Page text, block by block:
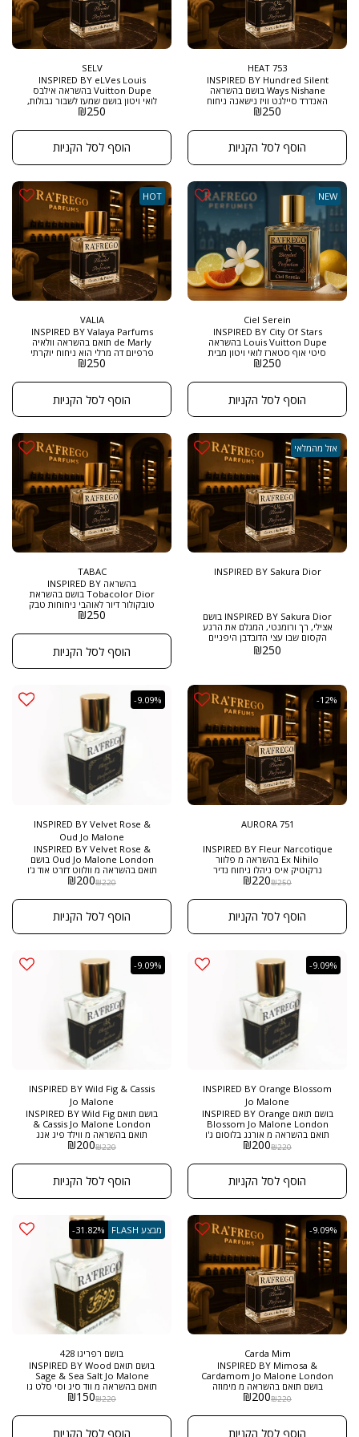
753 HEAT
INSPIRED BY Hundred Silent
Ways Nishane בושם בהשראה
האנדרד סיילנט וויז נישאנה ניחוח
מתקתק מדהים לנשים וגברים , שילוב
נותן לבושם ניחוח מדהים של ניחוח
אחרי מקלחת אך מתוק עדין מדהים .
גודל 50 מ"ל בריכוז EXTRACT DE
PARFUM
₪250
הוסף לסל הקניות
SELV
INSPIRED BY eLVes Louis
Vuitton Dupe בהשראה אילבס
לואי ויטון בושם שמעז לשבור גבולות,
פרחוני־חושני עם עומק מודרני
אלגנטי, עוצמתי ורב־ממדי – אידיאלי
למי שמחפשת חותם אישי שמקרין
מ"ל ובריכוז EXTRACT DE PARFUM
₪250
הוסף לסל הקניות
NEW
Ciel Serein
INSPIRED BY City Of Stars
Louis Vuitton Dupe בהשראה
סיטי אוף סטארז לואי ויטון מבית
רפריגו הוא לא רק ניחוח – הוא חוויה
לערבי קיץ חמימים, לבילוי חופשי
בעיר או לכל רגע שבו מתחשק לך
להריח כמו חופשה יוקרתית בלב
העיר. מגיע בגודל 50 מ"ל ובריכוז
₪250
הוסף לסל הקניות
HOT
VALIA
INSPIRED BY Valaya Parfums
de Marly תואם בהשראה וולאיה
פרפיום דה מרלי הוא ניחוח יוקרתי
במיוחד לנשים, המציע חווית ריח
בתווים של מאסק פראשי שמביאים
עימם עומק ותחושת אלגנטיות
עוצמתית. תווי פרחי התפוז מוסיפים
נגיעות של רעננות ופריחות,
והמהודר. בנוסף, תווי אפרסק
מביאים יחד את המתיקות והפירותיות
שיש בהן כדי לשדר עושר ויופי.
השילוב בין התווים הפירותיים
לפרחוניים יוצר ניחוח שלא רק שיש
לה נוכחות, אלא גם מצליח לשמור על
תחושת קלילות ורעננות. VALIA הוא
בחירה אידיאלית עבור נשים
שמבקשות לבטא את עוצמתן ואת
אלגנטיותן, הן באירועים מיוחדים והן
ביום-יום. זהו בושם שמצליח לעורר
רגשות, לתפוס תשומת לב וליצור
₪250
הוסף לסל הקניות
אזל מהמלאי
INSPIRED BY Sakura Dior
INSPIRED BY Sakura Dior בושם
אצילי, רך ורומנטי, המגלם את הרגע
הקסום שבו עצי הדובדבן היפניים
מתכסים בפריחה עדינה. ניחוח זה
משלב קלילות רעננה עם עומק
המשלב בין טבעיות לאלגנטיות,
ומושלם לכל מי שמחפש בושם
פרחוני עדין עם נוכחות ייחודית.
בריכוז EXTRACT DE PARFUM
₪250
TABAC
בהשראה INSPIRED BY
Tobacolor Dior בושם בהשראת
טובקולור דיור לאוהבי ניחוחות טבק
דבש מעושנים , זה אחד הבשמים הכי
EXTRACT DE PARFUM
₪250
הוסף לסל הקניות
-12%
AURORA 751
INSPIRED BY Fleur Narcotique
Ex Nihilo בהשראה מ פלוור
נרקוטיק איס ניהלו ניחוח נדיר
במיוחד , המשלב ניחוח ליצי אדמונית ,
ברגמוט אפרסק ומסק . ניחוח של
יוקרה עדינות אלגנטיות , פשוט
מדהים גודל: 50 מ"ל בריכוז :
EXTRACT DE PARFUM
₪250
₪220
הוסף לסל הקניות
-9.09%
INSPIRED BY Velvet Rose &
Oud Jo Malone
INSPIRED BY Velvet Rose &
Oud Jo Malone London בושם
תואם בהשראה מ וולווט דזרט אוד ג'ו
מלון הוא בחירה מצוינת למי שאוהב
פרחונית-עצי חזקה. מתאים במיוחד
לאירועים רומנטיים, לערב קריר, או
לרגעים בהם רוצים לשדר יוקרה ואופי
ייחודי. הוא בושם עשיר וקטיפתי עם
פרחונית ויוקרתית עם עומק עצי וחם,
ויוצר חוויית ריח רכה, עוצמתית
ומאוזנת. מגיע בבקבוק היוקרתי של
ובריכוז EXTRACT DE PARFUM
₪220
₪200
הוסף לסל הקניות
-9.09%
INSPIRED BY Orange Blossom
Jo Malone
בושם תואם INSPIRED BY Orange
Blossom Jo Malone London
תואם בהשראה מ אורנג בלוסום ג'ו
מלון ניחוח פרחוני ועדין, המשדר את
יוקרה רעננה ונקייה. הבושם מתאים
במיוחד לאוהבי פרחים ומצליח להביא
עמו ניחוח אוורירי, קליל ועמיד.
מתאים לאוהבי בשמים פרחוניים
בחירה מושלמת לשימוש יומיומי
באביב ובקיץ, במיוחד למי שמחפש
ניחוח רענן וקליל שמשדר תחושת
ניקיון ונועם. מגיע בבקבוק היוקרתי
של הבית רפריגו , בגודל חדש של 50
מ"ל ובריכוז EXTRACT DE PARFUM
₪220
₪200
הוסף לסל הקניות
-9.09%
INSPIRED BY Wild Fig & Cassis
Jo Malone
בושם תואם INSPIRED BY Wild Fig
& Cassis Jo Malone London
תואם בהשראה מ ווילד פיג אנג
קסיס ג'ו מלון מתאים לנשים ולגברים
וטבעיים עם ניחוח ירקרק ופירותי.
הוא מושלם לשימוש יומיומי, או
לאירועים קלילים בהם מחפשים
ניחוח בלתי מתאמץ שמתחבר לטבע.
ובריכוז EXTRACT DE PARFUM
₪220
₪200
הוסף לסל הקניות
-9.09%
Carda Mim
INSPIRED BY Mimosa &
Cardamom Jo Malone London
בושם תואם בהשראה מ מימוזה
קרדמון ג'ו מלון בושם רך
וחמים, שנשאר מרומז אך עם נוכחות
עדינה. זהו ניחוח קסום ועדין המשלב
₪220
₪200
הוסף לסל הקניות
מבצע FLASH -31.82%
בושם רפריגו 428
בושם תואם INSPIRED BY Wood
Sage & Sea Salt Jo Malone
תואם בהשראה מ ווד סיג וסי סלט גו
מלון מגיע בבקבוק היוקרתי של הבית
ובריכוז EXTRACT DE PARFUM אחד
הבשמים המיוחדים לגברים ונשים
₪220
₪150
הוסף לסל הקניות